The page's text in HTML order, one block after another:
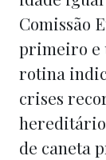
Comissão
primeiro e
rotina
crises
hereditário
de caneta